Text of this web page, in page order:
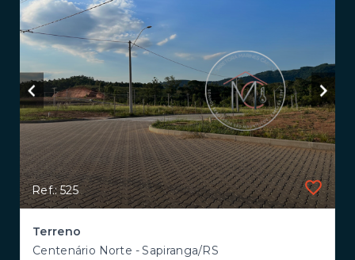
Ref.: 525
Terreno
Centenário Norte - Sapiranga/RS